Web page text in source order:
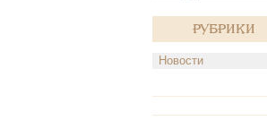
Рубрики
Новости